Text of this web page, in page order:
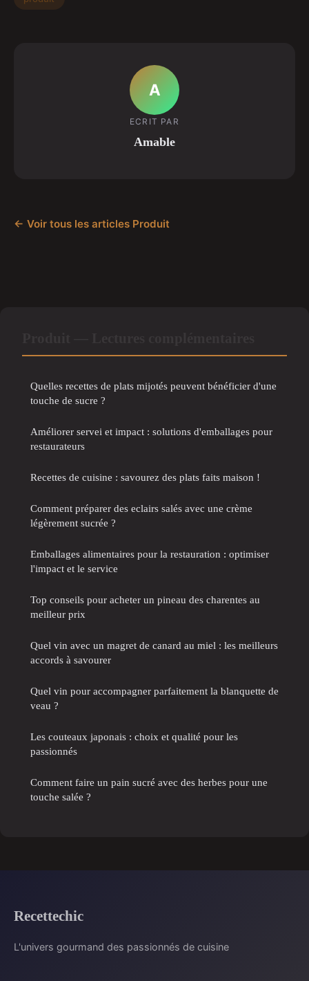
A
ECRIT PAR
Amable
← Voir tous les articles Produit
Quelles recettes de plats mijotés peuvent bénéficier d'une
touche de sucre ?
Améliorer servei et impact : solutions d'emballages pour
restaurateurs
Recettes de cuisine : savourez des plats faits maison !
Comment préparer des eclairs salés avec une crème
légèrement sucrée ?
Emballages alimentaires pour la restauration : optimiser
l'impact et le service
Top conseils pour acheter un pineau des charentes au
meilleur prix
Quel vin avec un magret de canard au miel : les meilleurs
accords à savourer
Quel vin pour accompagner parfaitement la blanquette de
veau ?
Les couteaux japonais : choix et qualité pour les
passionnés
Comment faire un pain sucré avec des herbes pour une
touche salée ?
Recettechic
L'univers gourmand des passionnés de cuisine